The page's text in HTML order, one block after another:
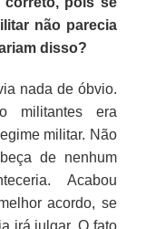
não parecia
disso?
nada de óbvio.
militantes era
militar. Não
de nenhum
Acabou
acordo, se
irá julgar. O fato